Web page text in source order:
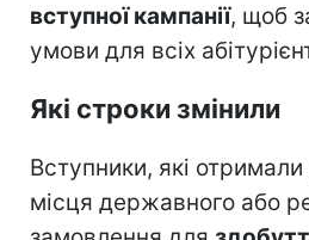
вступної кампанії, щоб
умови для всіх
Які строки змінили
Вступники, які
місця державного або